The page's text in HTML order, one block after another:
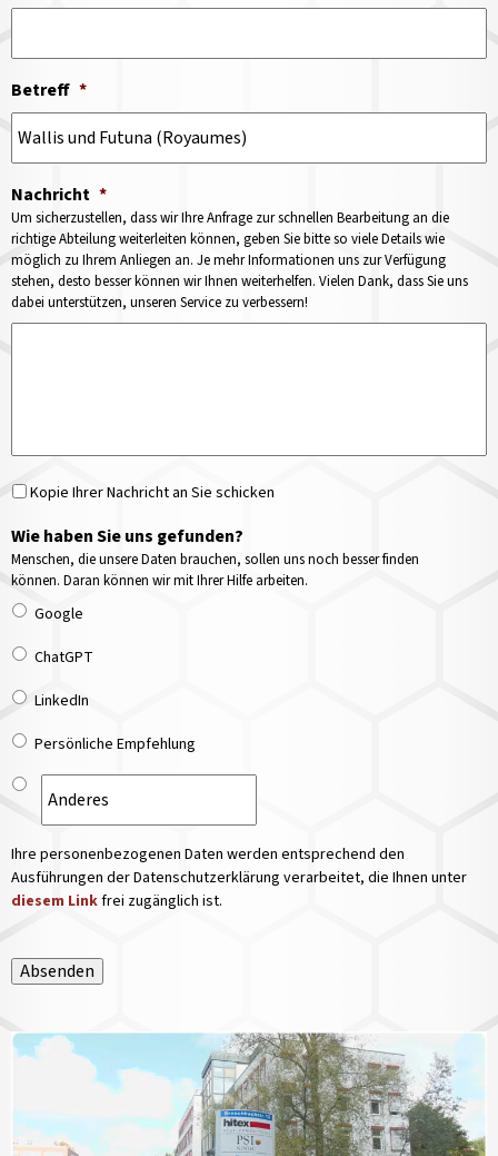
Betreff *
Nachricht *
Um sicherzustellen, dass wir Ihre Anfrage zur schnellen Bearbeitung an die
richtige Abteilung weiterleiten können, geben Sie bitte so viele Details wie
möglich zu Ihrem Anliegen an. Je mehr Informationen uns zur Verfügung
stehen, desto besser können wir Ihnen weiterhelfen. Vielen Dank, dass Sie uns
dabei unterstützen, unseren Service zu verbessern!
Kopie Ihrer Nachricht an Sie schicken
Wie haben Sie uns gefunden?
Menschen, die unsere Daten brauchen, sollen uns noch besser finden
können. Daran können wir mit Ihrer Hilfe arbeiten.
Google
ChatGPT
LinkedIn
Persönliche Empfehlung
Ihre personenbezogenen Daten werden entsprechend den
Ausführungen der Datenschutzerklärung verarbeitet, die Ihnen unter
diesem Linkfrei zugänglich ist.
Absenden